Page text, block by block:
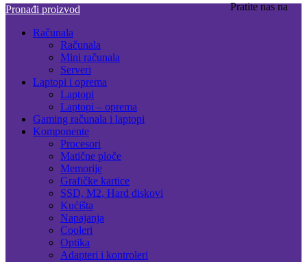
Pratite nas na
Pronađi proizvod
Računala
Računala
Mini računala
Serveri
Laptopi i oprema
Laptopi
Laptopi – oprema
Gaming računala i laptopi
Komponente
Procesori
Matične ploče
Memorije
Grafičke kartice
SSD, M2, Hard diskovi
Kućišta
Napajanja
Cooleri
Optika
Adapteri i kontroleri